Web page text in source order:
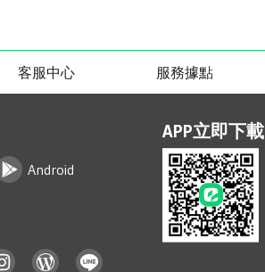
客服中心 服務據點
Android
APP立即下載